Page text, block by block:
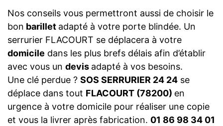
Nos conseils vous permettront aussi de choisir le
bon barillet adapté à votre porte blindée. Un
serrurier FLACOURT se déplacera à votre
domicile dans les plus brefs délais afin d’établir
avec vous un devis adapté à vos besoins.
Une clé perdue ? SOS SERRURIER 24 24 se
déplace dans tout FLACOURT (78200) en
urgence à votre domicile pour réaliser une copie
et vous la livrer après fabrication. 01 86 98 34 01